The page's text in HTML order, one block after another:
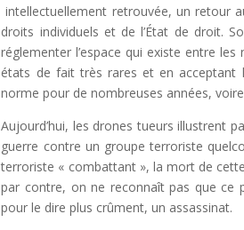
intellectuellement retrouvée, un retour
droits individuels et de l’État de droit.
réglementer l’espace qui existe entre
états de fait très rares et en acceptant
norme pour de nombreuses années, voire
Aujourd’hui, les drones tueurs illustrent
guerre contre un groupe terroriste
terroriste « combattant », la mort de
par contre, on ne reconnaît pas que ce
pour le dire plus crûment, un assassinat.